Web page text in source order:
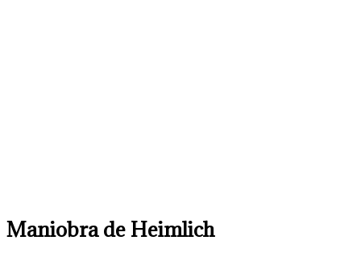
Maniobra de Heimlich